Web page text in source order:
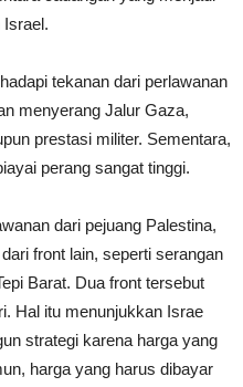
Israel.
tekanan dari perlawanan
menyerang Jalur Gaza,
prestasi militer. Sementara,
perang sangat tinggi.
dari pejuang Palestina,
front lain, seperti serangan
Barat. Dua front tersebut
Hal itu menunjukkan Israe
strategi karena harga yang
harga yang harus dibayar